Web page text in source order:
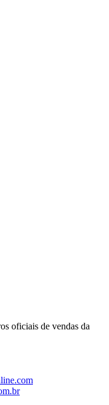
oficiais de vendas da